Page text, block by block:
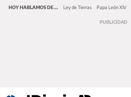
HOY HABLAMOS DE... Ley de Tierras Papa León XIV